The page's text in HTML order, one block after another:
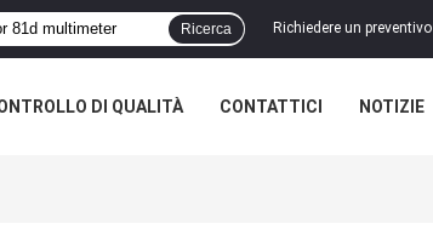
Richiedere un preventivo
Ricerca
DI QUALITÀ CONTATTICI NOTIZIE